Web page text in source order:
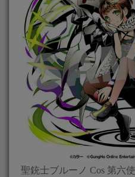
聖銃士ブルーノ Cos 第六